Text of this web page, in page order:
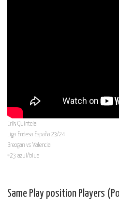
Erik Quintela
Liga Endesa España 23/24
Breogan vs Valencia
#23 azul/blue
Same Play position Players